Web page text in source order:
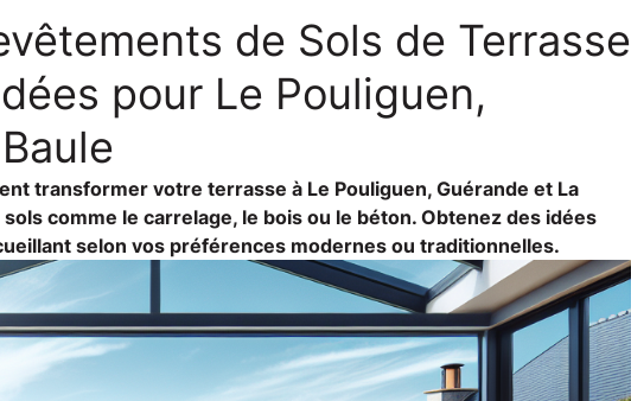
de Sols de Terrasse
pour Le Pouliguen,
transformer votre terrasse à Le Pouliguen, Guérande et La
comme le carrelage, le bois ou le béton. Obtenez des idées
selon vos préférences modernes ou traditionnelles.